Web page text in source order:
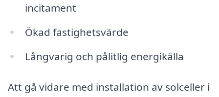
incitament
Ökad fastighetsvärde
Långvarig och pålitlig energikälla
Att gå vidare med installation av solceller i